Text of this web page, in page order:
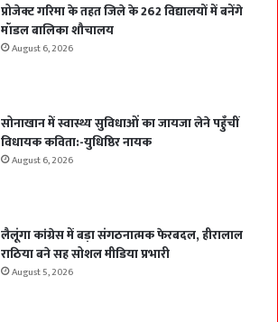
प्रोजेक्ट गरिमा के तहत जिले के 262 विद्यालयों में बनेंगे
मॉडल बालिका शौचालय
August 6, 2026
सोनाखान में स्वास्थ्य सुविधाओं का जायजा लेने पहुँचीं
विधायक कविता:-युधिष्ठिर नायक
August 6, 2026
लैलूंगा कांग्रेस में बड़ा संगठनात्मक फेरबदल, हीरालाल
राठिया बने सह सोशल मीडिया प्रभारी
August 5, 2026